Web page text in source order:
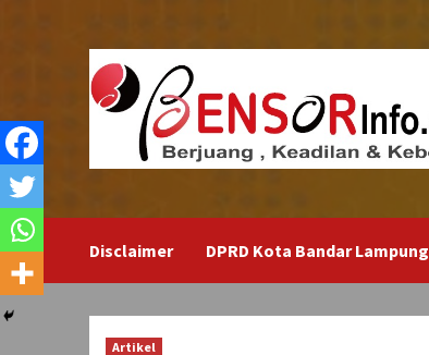
Disclaimer DPRD Kota Bandar Lampung
Artikel